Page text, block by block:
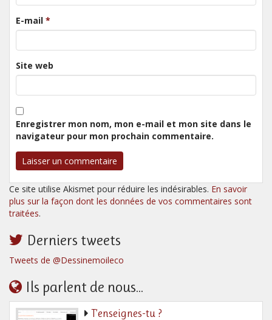
E-mail *
Site web
Enregistrer mon nom, mon e-mail et mon site dans le
navigateur pour mon prochain commentaire.
Ce site utilise Akismet pour réduire les indésirables. En savoir
plus sur la façon dont les données de vos commentaires sont
traitées.
Derniers tweets
Tweets de @Dessinemoileco
Ils parlent de nous...
T’enseignes-tu ?